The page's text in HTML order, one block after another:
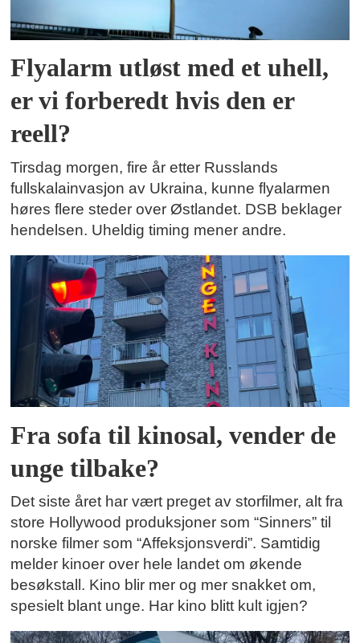
Flyalarm utløst med et uhell,
er vi forberedt hvis den er
reell?
Tirsdag morgen, fire år etter Russlands
fullskalainvasjon av Ukraina, kunne flyalarmen
høres flere steder over Østlandet. DSB beklager
hendelsen. Uheldig timing mener andre.
Fra sofa til kinosal, vender de
unge tilbake?
Det siste året har vært preget av storfilmer, alt fra
store Hollywood produksjoner som “Sinners” til
norske filmer som “Affeksjonsverdi”. Samtidig
melder kinoer over hele landet om økende
besøkstall. Kino blir mer og mer snakket om,
spesielt blant unge. Har kino blitt kult igjen?